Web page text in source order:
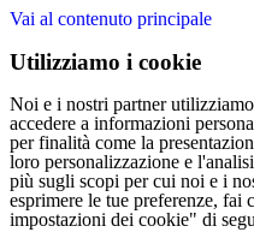
Vai al contenuto principale
Utilizziamo i cookie
Noi e i nostri partner
accedere a informazioni
per finalità come la
loro personalizzazione e
più sugli scopi per cui noi e i
esprimere le tue preferenze,
impostazioni dei cookie" di